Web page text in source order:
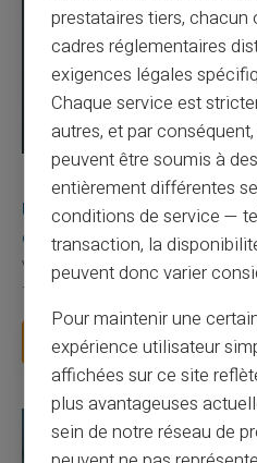
03/08/2026 Veritas
Une carte bancaire
existe ?
Vous avez tapé cette recherche
facture 50 € par an pour une carte
Lire la suite
prestataires tiers, chacun
cadres réglementaires
exigences légales
Chaque service est
autres, et par
peuvent être soumis à
entièrement différentes
conditions de service —
transaction, la
peuvent donc varier
Pour maintenir une
expérience utilisateur
affichées sur ce site
plus avantageuses
sein de notre réseau de